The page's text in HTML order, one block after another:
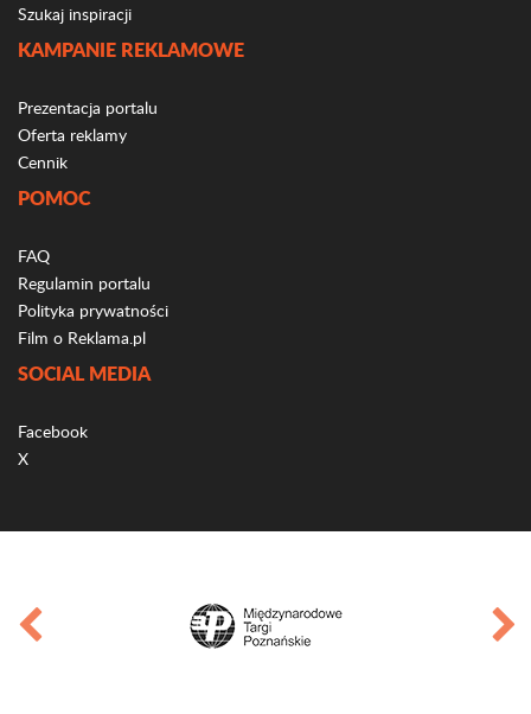
Szukaj inspiracji
KAMPANIE REKLAMOWE
Prezentacja portalu
Oferta reklamy
Cennik
POMOC
FAQ
Regulamin portalu
Polityka prywatności
Film o Reklama.pl
SOCIAL MEDIA
Facebook
X